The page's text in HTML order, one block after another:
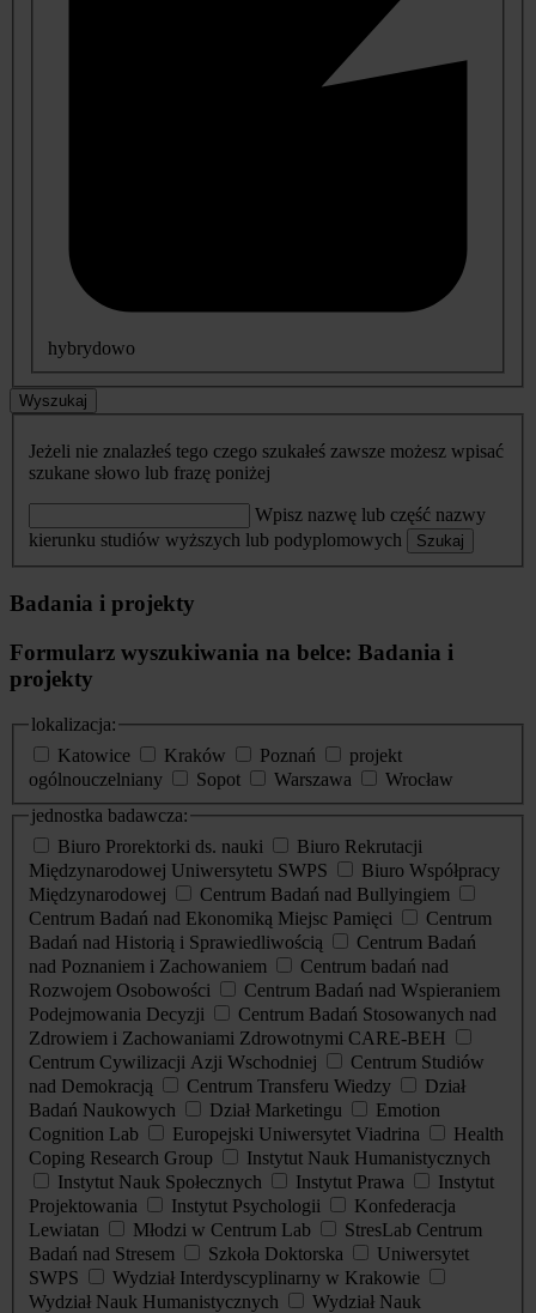
hybrydowo
Wyszukaj
Jeżeli nie znalazłeś tego czego szukałeś zawsze możesz wpisać
szukane słowo lub frazę poniżej
Wpisz nazwę lub część nazwy
kierunku studiów wyższych lub podyplomowych
Szukaj
Badania i projekty
Formularz wyszukiwania na belce: Badania i
projekty
lokalizacja:
Katowice
Kraków Poznań
projekt
ogólnouczelniany
Sopot Warszawa
Wrocław
jednostka badawcza:
Biuro Prorektorki ds. nauki
Biuro Rekrutacji
Międzynarodowej Uniwersytetu SWPS
Biuro Współpracy
Międzynarodowej
Centrum Badań nad Bullyingiem
Centrum Badań nad Ekonomiką Miejsc Pamięci
Centrum
Badań nad Historią i Sprawiedliwością
Centrum Badań
nad Poznaniem i Zachowaniem
Centrum badań nad
Rozwojem Osobowości
Centrum Badań nad Wspieraniem
Podejmowania Decyzji
Centrum Badań Stosowanych nad
Zdrowiem i Zachowaniami Zdrowotnymi CARE-BEH
Centrum Cywilizacji Azji Wschodniej
Centrum Studiów
nad Demokracją
Centrum Transferu Wiedzy
Dział
Badań Naukowych
Dział Marketingu
Emotion
Cognition Lab
Europejski Uniwersytet Viadrina
Health
Coping Research Group
Instytut Nauk Humanistycznych
Instytut Nauk Społecznych
Instytut Prawa
Instytut
Projektowania
Instytut Psychologii
Konfederacja
Lewiatan
Młodzi w Centrum Lab
StresLab Centrum
Badań nad Stresem
Szkoła Doktorska
Uniwersytet
SWPS
Wydział Interdyscyplinarny w Krakowie
Wydział Nauk Humanistycznych
Wydział Nauk